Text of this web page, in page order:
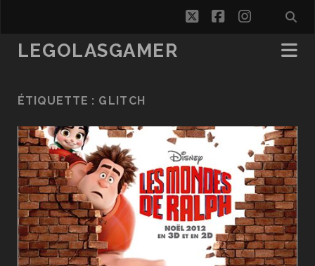
twitterfacebook
LEGOLASGAMER
ÉTIQUETTE : GLITCH